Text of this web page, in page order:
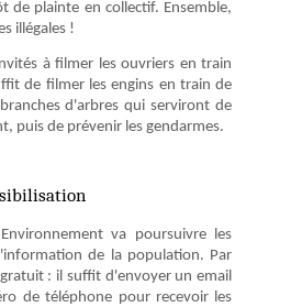
de plainte en collectif. Ensemble,
illégales !
à filmer les ouvriers en train
de filmer les engins en train de
d'arbres qui serviront de
puis de prévenir les gendarmes.
va poursuivre les
de la population. Par
: il suffit d'envoyer un email
de téléphone pour recevoir les